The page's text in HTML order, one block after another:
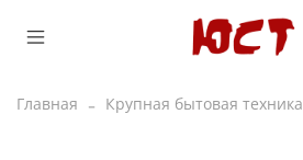
Главная Крупная бытовая техника